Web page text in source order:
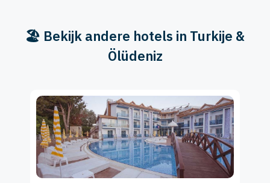
🏖️ Bekijk andere hotels in Turkije &
Ölüdeniz